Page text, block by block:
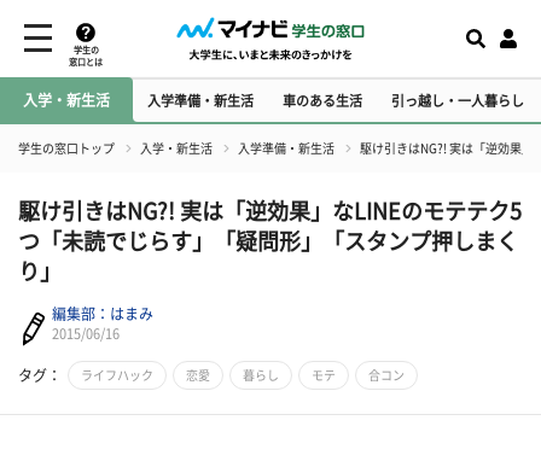
学生の
窓口とは
入学・新生活 入学準備・新生活 車のある生活 引っ越し・一人暮らし
学生の窓口トップ 入学・新生活 入学準備・新生活 駆け引きはNG?! 実は「逆効果」
​駆け引きはNG?! 実は「逆効果」なLINEのモテテク5
つ「未読でじらす」「疑問形」「スタンプ押しまく
り」
編集部：はまみ
2015/06/16
タグ： ライフハック 恋愛 暮らし モテ 合コン